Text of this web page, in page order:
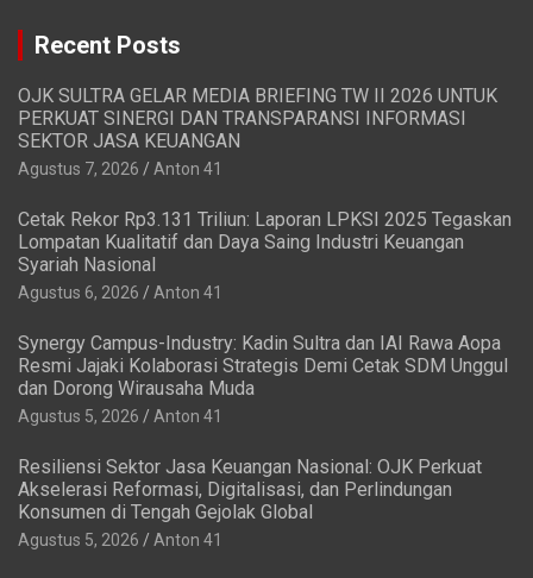
Recent Posts
OJK SULTRA GELAR MEDIA BRIEFING TW II 2026 UNTUK
PERKUAT SINERGI DAN TRANSPARANSI INFORMASI
SEKTOR JASA KEUANGAN
Agustus 7, 2026 Anton 41
Cetak Rekor Rp3.131 Triliun: Laporan LPKSI 2025 Tegaskan
Lompatan Kualitatif dan Daya Saing Industri Keuangan
Syariah Nasional
Agustus 6, 2026 Anton 41
Synergy Campus-Industry: Kadin Sultra dan IAI Rawa Aopa
Resmi Jajaki Kolaborasi Strategis Demi Cetak SDM Unggul
dan Dorong Wirausaha Muda
Agustus 5, 2026 Anton 41
Resiliensi Sektor Jasa Keuangan Nasional: OJK Perkuat
Akselerasi Reformasi, Digitalisasi, dan Perlindungan
Konsumen di Tengah Gejolak Global
Agustus 5, 2026 Anton 41